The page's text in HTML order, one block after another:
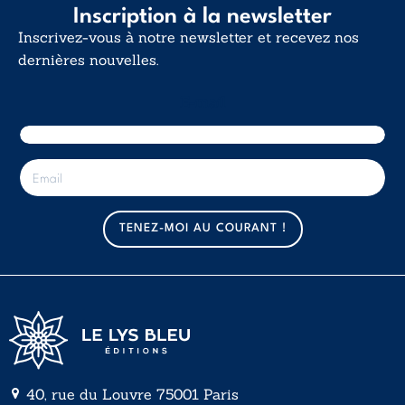
Inscription à la newsletter
Inscrivez-vous à notre newsletter et recevez nos
dernières nouvelles.
E
-
m
TENEZ-MOI AU COURANT !
40, rue du Louvre 75001 Paris